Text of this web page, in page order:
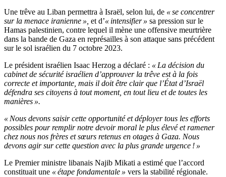
Une trêve au Liban permettra à Israël, selon lui, de « se concentrer
sur la menace iranienne », et d’« intensifier » sa pression sur le
Hamas palestinien, contre lequel il mène une offensive meurtrière
dans la bande de Gaza en représailles à son attaque sans précédent
sur le sol israélien du 7 octobre 2023.
Le président israélien Isaac Herzog a déclaré : « La décision du
cabinet de sécurité israélien d’approuver la trêve est à la fois
correcte et importante, mais il doit être clair que l’État d’Israël
défendra ses citoyens à tout moment, en tout lieu et de toutes les
manières ».
« Nous devons saisir cette opportunité et déployer tous les efforts
possibles pour remplir notre devoir moral le plus élevé et ramener
chez nous nos frères et sœurs retenus en otages à Gaza. Nous
devons agir sur cette question avec la plus grande urgence ! »
Le Premier ministre libanais Najib Mikati a estimé que l’accord
constituait une « étape fondamentale » vers la stabilité régionale.